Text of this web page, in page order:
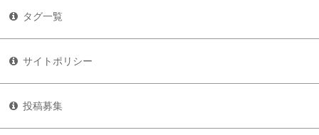
タグ一覧
サイトポリシー
投稿募集